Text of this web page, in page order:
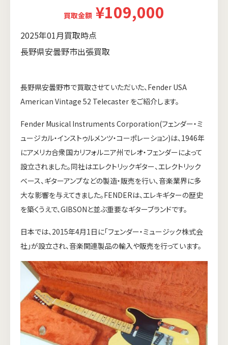
買取金額 ¥109,000
2025年01月買取時点
長野県安曇野市出張買取
長野県安曇野市で買取させていただいた、Fender USA
American Vintage 52 Telecaster をご紹介します。
Fender Musical Instruments Corporation(フェンダー・ミ
ュージカル・インストゥルメンツ・コーポレーション)は、1946年
にアメリカ合衆国カリフォルニア州でレオ・フェンダーによって
設立されました。同社はエレクトリックギター、エレクトリック
ベース、ギターアンプなどの製造・販売を行い、音楽業界に多
大な影響を与えてきました。FENDERは、エレキギターの歴史
を築くうえで、GIBSONと並ぶ重要なギターブランドです。
日本では、2015年4月1日に「フェンダー・ミュージック株式会
社」が設立され、音楽関連製品の輸入や販売を行っています。